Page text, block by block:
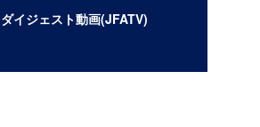
ダイジェスト動画(JFATV)